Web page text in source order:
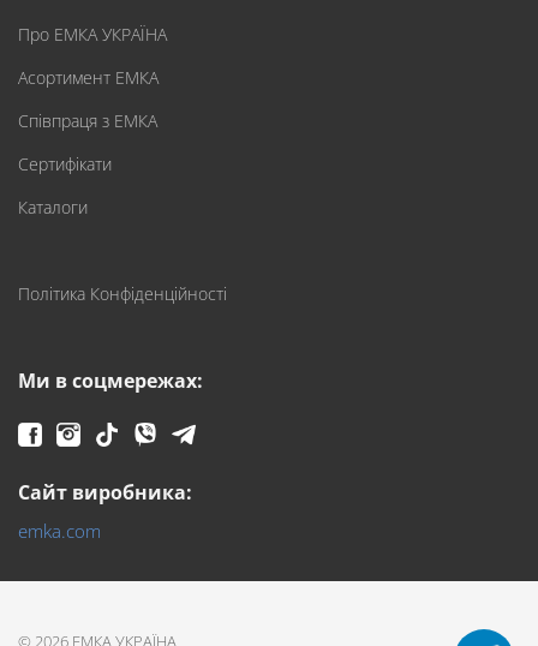
Про ЕМКА УКРАЇНА
Асортимент ЕМКА
Співпраця з ЕМКА
Сертифікати
Каталоги
Політика Конфіденційності
Ми в соцмережах:
Сайт виробника:
emka.com
© 2026 ЕМКА УКРАЇНА